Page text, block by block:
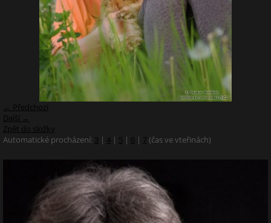
← Předchozí
Další →
Zpět do složky
Automatické procházení: 3 | 4 | 5 | 6 | 7 (čas ve vteřinách)